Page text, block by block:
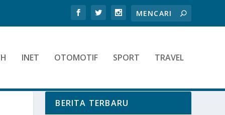
INET OTOMOTIF SPORT TRAVEL
BERITA TERBARU